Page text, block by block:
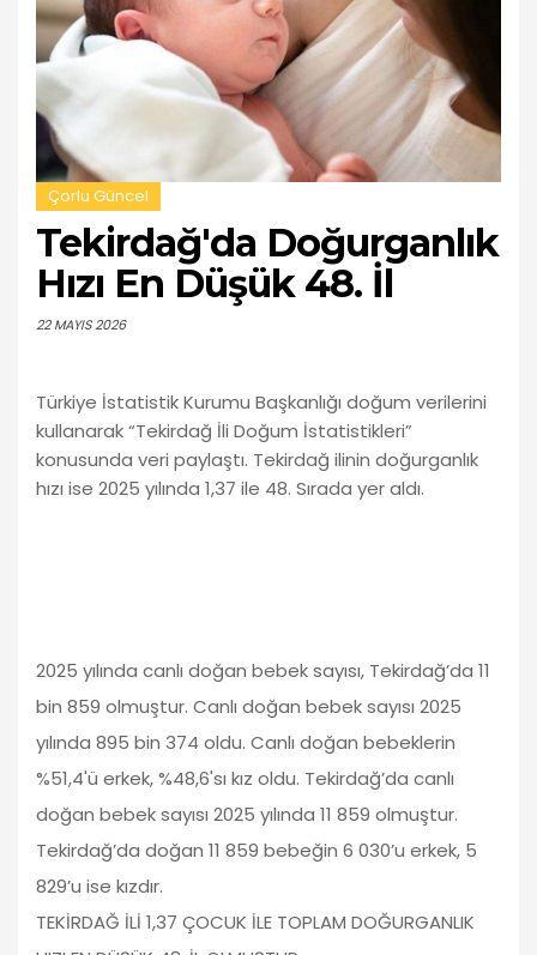
Çorlu Güncel
Tekirdağ'da Doğurganlık
Hızı En Düşük 48. İl
22 MAYIS 2026
Türkiye İstatistik Kurumu Başkanlığı doğum verilerini
kullanarak “Tekirdağ İli Doğum İstatistikleri”
konusunda veri paylaştı. Tekirdağ ilinin doğurganlık
hızı ise 2025 yılında 1,37 ile 48. Sırada yer aldı.
2025 yılında canlı doğan bebek sayısı, Tekirdağ’da 11
bin 859 olmuştur. Canlı doğan bebek sayısı 2025
yılında 895 bin 374 oldu. Canlı doğan bebeklerin
%51,4'ü erkek, %48,6'sı kız oldu. Tekirdağ’da canlı
doğan bebek sayısı 2025 yılında 11 859 olmuştur.
Tekirdağ’da doğan 11 859 bebeğin 6 030’u erkek, 5
829’u ise kızdır.
TEKİRDAĞ İLİ 1,37 ÇOCUK İLE TOPLAM DOĞURGANLIK